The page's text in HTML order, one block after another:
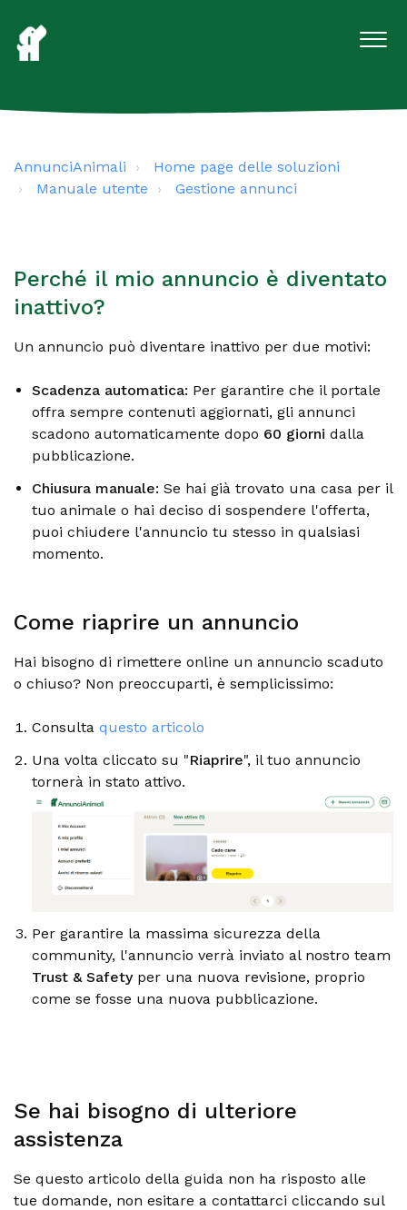
AnnunciAnimali
Home page delle soluzioni
Manuale utente
Gestione annunci
Perché il mio annuncio è diventato
inattivo?
Un annuncio può diventare inattivo per due motivi:
Scadenza automatica: Per garantire che il portale
offra sempre contenuti aggiornati, gli annunci
scadono automaticamente dopo 60 giorni dalla
pubblicazione.
Chiusura manuale: Se hai già trovato una casa per il
tuo animale o hai deciso di sospendere l'offerta,
puoi chiudere l'annuncio tu stesso in qualsiasi
momento.
Come riaprire un annuncio
Hai bisogno di rimettere online un annuncio scaduto
o chiuso? Non preoccuparti, è semplicissimo:
Consulta questo articolo
Una volta cliccato su "Riaprire", il tuo annuncio
tornerà in stato attivo.
Per garantire la massima sicurezza della
community, l'annuncio verrà inviato al nostro team
Trust & Safetyper una nuova revisione, proprio
come se fosse una nuova pubblicazione.
Se hai bisogno di ulteriore
assistenza
Se questo articolo della guida non ha risposto alle
tue domande, non esitare a contattarci cliccando sul